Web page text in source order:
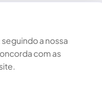
a nossa
com as